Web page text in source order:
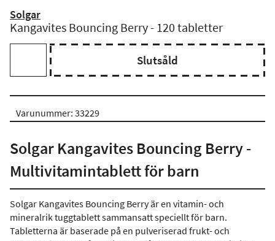
Solgar
Kangavites Bouncing Berry - 120 tabletter
Slutsåld
Varunummer: 33229
Solgar Kangavites Bouncing Berry -
Multivitamintablett för barn
Solgar Kangavites Bouncing Berry är en vitamin- och
mineralrik tuggtablett sammansatt speciellt för barn.
Tabletterna är baserade på en pulveriserad frukt- och